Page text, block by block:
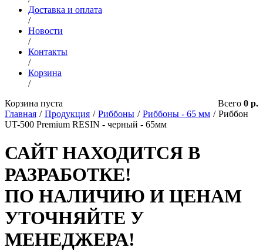
Доставка и оплата
/
Новости
/
Контакты
/
Корзина
/
Всего 0 р.
Корзина пуста
Главная / Продукция / Риббоны / Риббоны - 65 мм / Риббон
UT-500 Premium RESIN - черный - 65мм
САЙТ НАХОДИТСЯ В
РАЗРАБОТКЕ!
ПО НАЛИЧИЮ И ЦЕНАМ
УТОЧНЯЙТЕ У
МЕНЕДЖЕРА!